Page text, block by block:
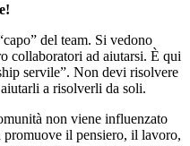
del team. Si vedono
collaboratori ad aiutarsi. È qui
servile”. Non devi risolvere
a risolverli da soli.
non viene influenzato
il pensiero, il lavoro,